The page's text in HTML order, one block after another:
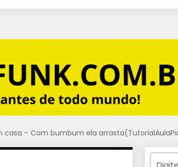
casa – Com bumbum ela